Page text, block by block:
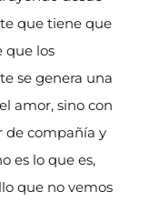
que tiene que
que los
se genera una
amor, sino con
de compañía y
es lo que es,
que no vemos